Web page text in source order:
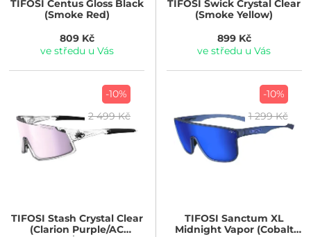
TIFOSI Centus Gloss Black
(Smoke Red)
809 Kč
ve středu u Vás
TIFOSI Swick Crystal Clear
(Smoke Yellow)
899 Kč
ve středu u Vás
-10%
2 499 Kč
TIFOSI Stash Crystal Clear
(Clarion Purple/AC
-10%
1 299 Kč
TIFOSI Sanctum XL
Midnight Vapor (Cobalt